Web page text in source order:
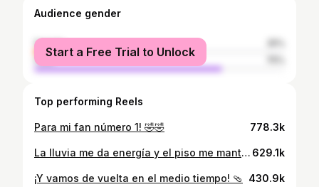
Audience gender
female
male
Start a Free Trial to Unlock
Top performing Reels
Para mi fan número 1! 🤣🤣 778.3k
La lluvia me da energía y el piso me mantiene sobre la tierra… ¡Viva México! 🇲🇽 629.1k
¡Y vamos de vuelta en el medio tiempo! 🩴 430.9k